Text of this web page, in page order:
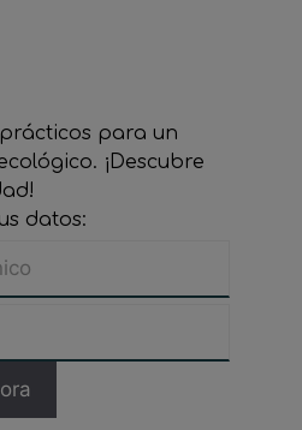
para un
¡Descubre
datos: